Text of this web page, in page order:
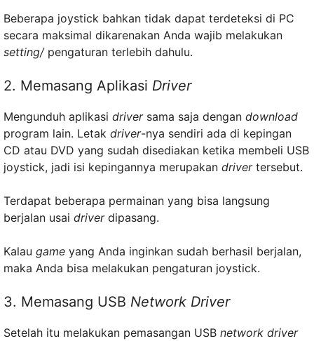
Beberapa joystick bahkan tidak dapat terdeteksi di PC
secara maksimal dikarenakan Anda wajib melakukan
setting/pengaturan terlebih dahulu.
2. Memasang Aplikasi Driver
Mengunduh aplikasi driversama saja dengan download
program lain. Letak driver-nya sendiri ada di kepingan
CD atau DVD yang sudah disediakan ketika membeli USB
joystick, jadi isi kepingannya merupakan drivertersebut.
Terdapat beberapa permainan yang bisa langsung
berjalan usai driverdipasang.
Kalau game yang Anda inginkan sudah berhasil berjalan,
maka Anda bisa melakukan pengaturan joystick.
3. Memasang USB Network Driver
Setelah itu melakukan pemasangan USB network driver